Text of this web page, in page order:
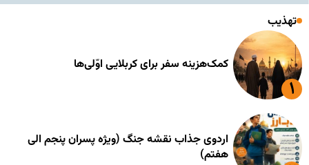
تهذیب
کمک‌هزینه سفر برای کربلایی اوّلی‌ها
اردوی جذاب نقشه جنگ (ویژه پسران پنجم الی
هفتم)